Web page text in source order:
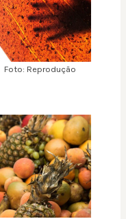
Foto: Reprodução